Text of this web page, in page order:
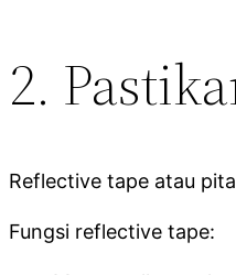
2.
Reflective tape atau
Fungsi reflective tape: